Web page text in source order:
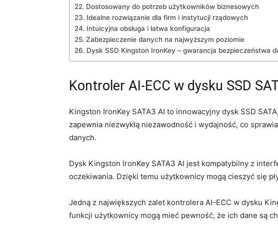
Dostosowany do ‍potrzeb użytkowników biznesowych
Idealne⁣ rozwiązanie dla firm i instytucji rządowych
Intuicyjna obsługa‍ i łatwa konfiguracja
Zabezpieczenie danych na najwyższym poziomie
Dysk SSD Kingston IronKey – gwarancja ⁤bezpieczeństwa⁤
Kontroler AI-ECC‌ w dysku SSD
Kingston‍ IronKey SATA3 AI to innowacyjny dysk SSD
zapewnia niezwykłą niezawodność i wydajność, co
⁣danych.
Dysk Kingston IronKey SATA3 AI⁢ jest kompatybilny z
oczekiwania. Dzięki temu⁤ użytkownicy ⁣mogą cieszyć się
Jedną z największych zalet kontrolera AI-ECC w ⁣dysku
funkcji użytkownicy mogą mieć pewność, że ‍ich dane​ są